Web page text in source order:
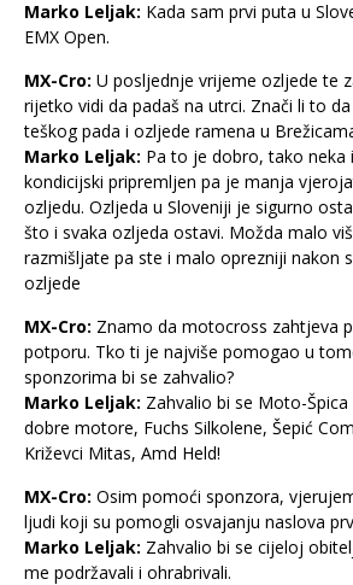
Marko Leljak: Kada sam prvi puta u
EMX Open.
MX-Cro: U posljednje vrijeme ozljede te
rijetko vidi da padaš na utrci. Znači li to
teškog pada i ozljede ramena u
Marko Leljak: Pa to je dobro, tako neka
kondicijski pripremljen pa je manja
ozljedu. Ozljeda u Sloveniji je sigurno
što i svaka ozljeda ostavi. Možda malo
razmišljate pa ste i malo oprezniji nakon
ozljede
MX-Cro: Znamo da motocross zahtjeva
potporu. Tko ti je najviše pomogao u
sponzorima bi se zahvalio?
Marko Leljak: Zahvalio bi se Moto-
dobre motore, Fuchs Silkolene, Šepić
Križevci Mitas, Amd Held!
MX-Cro: Osim pomoći sponzora,
ljudi koji su pomogli osvajanju naslova
Marko Leljak: Zahvalio bi se cijeloj
me podržavali i ohrabrivali.